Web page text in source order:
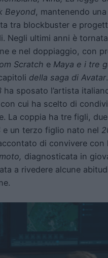
Beyond, mantenendo
tra blockbuster e
Negli ultimi anni è
e nel doppiaggio, con
Scratch e Maya e i tre
della saga di Avatar.
ha sposato l’artista
cui ha scelto di
La coppia ha tre figli,
e un terzo figlio nato nel
di convivere con
diagnosticata in
a rivedere alcune